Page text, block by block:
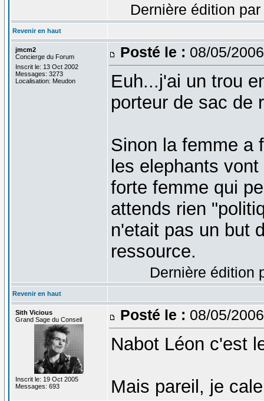
Dernière édition
Revenir en haut
jmcm2
Concierge du Forum
Inscrit le: 13 Oct 2002
Messages: 3273
Localisation: Meudon
Posté le : 08/05/
Euh...j'ai un trou
porteur de sac de
Sinon la femme a
les elephants
forte femme qui
attends rien
n'etait pas un but
ressource.
Dernière édition
Revenir en haut
Sith Vicious
Grand Sage du Conseil
Inscrit le: 19 Oct 2005
Messages: 693
Posté le : 08/05/
Nabot Léon c'est
Mais pareil, je